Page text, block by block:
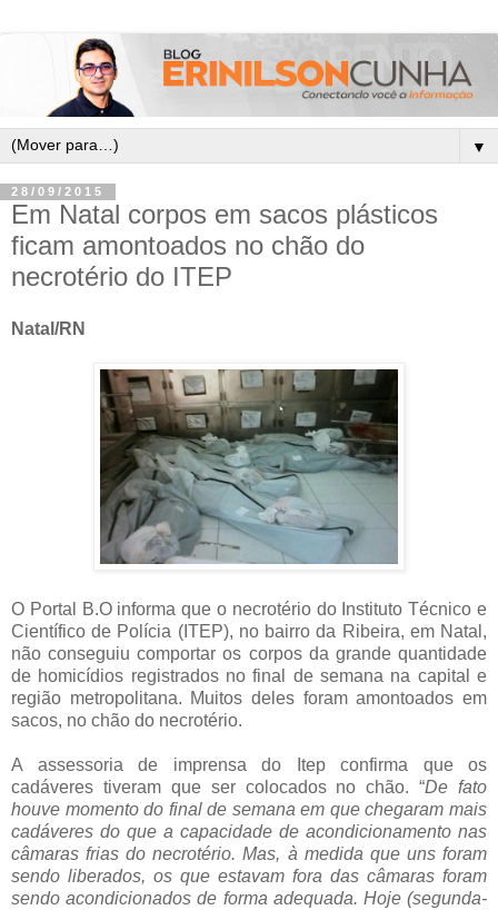
▼
28/09/2015
Em Natal corpos em sacos plásticos
ficam amontoados no chão do
necrotério do ITEP
Natal/RN
O Portal B.O informa que o necrotério do Instituto Técnico e
Científico de Polícia (ITEP), no bairro da Ribeira, em Natal,
não conseguiu comportar os corpos da grande quantidade
de homicídios registrados no final de semana na capital e
região metropolitana. Muitos deles foram amontoados em
sacos, no chão do necrotério.
A assessoria de imprensa do Itep confirma que os
cadáveres tiveram que ser colocados no chão. “De fato
houve momento do final de semana em que chegaram mais
cadáveres do que a capacidade de acondicionamento nas
câmaras frias do necrotério. Mas, à medida que uns foram
sendo liberados, os que estavam fora das câmaras foram
sendo acondicionados de forma adequada. Hoje (segunda-